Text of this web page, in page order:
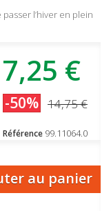
l’hiver en plein
7,25 €
-50% 14,75 €
Référence 99.11064.0
au panier